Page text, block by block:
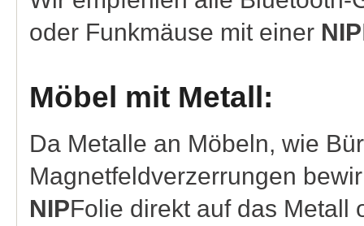
oder Funkmäuse mit einer NIP
Möbel mit Metall:
Da Metalle an Möbeln, wie
Magnetfeldverzerrungen
NIPFolie direkt auf das Metall